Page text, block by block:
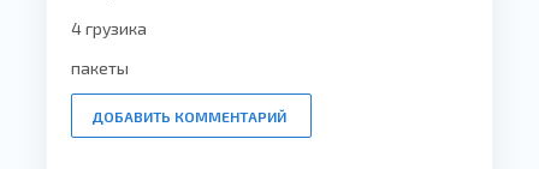
4 грузика
пакеты
ДОБАВИТЬ КОММЕНТАРИЙ